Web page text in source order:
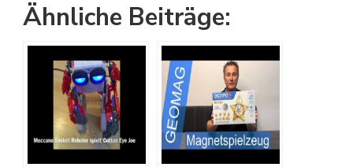
Ähnliche Beiträge: